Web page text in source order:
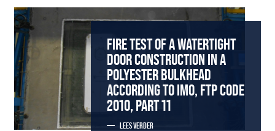
FIRE TEST OF A WATERTIGHT
DOOR CONSTRUCTION IN A
POLYESTER BULKHEAD
ACCORDING TO IMO, FTP CODE
2010, PART 11
LEES VERDER